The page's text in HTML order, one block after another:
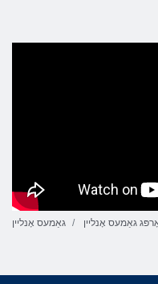
גאַמעס אָנליין גאַמעס אָנליין